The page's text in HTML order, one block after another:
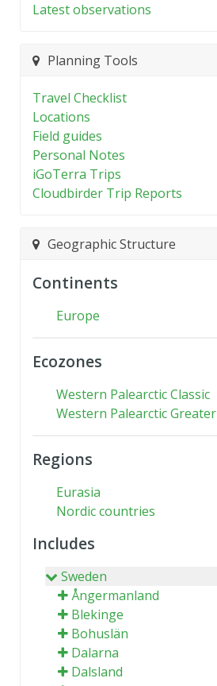
Latest observations
Planning Tools
Travel Checklist
Locations
Field guides
Personal Notes
iGoTerra Trips
Cloudbirder Trip Reports
Geographic Structure
Continents
Europe
Ecozones
Western Palearctic Classic
Western Palearctic Greater
Regions
Eurasia
Nordic countries
Includes
Sweden
Ångermanland
Blekinge
Bohuslän
Dalarna
Dalsland